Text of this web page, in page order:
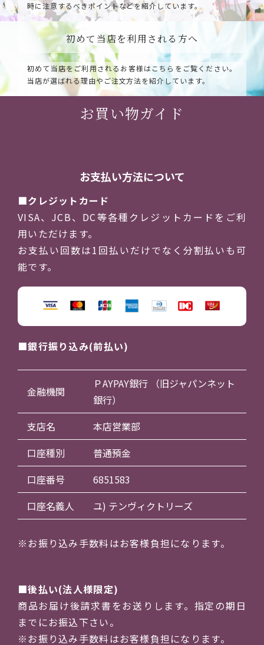
時に注意するべきポイントなどを紹介しています。
初めて当店を利用される方へ
初めて当店をご利用されるお客様はこちらをご覧ください。
当店が選ばれる理由やご注文方法を紹介しています。
お買い物ガイド
お支払い方法について
クレジットカード
VISA、JCB、DC等各種クレジットカードをご利
用いただけます。
お支払い回数は1回払いだけでなく分割払いも可
能です。
銀行振り込み(前払い)
金融機関
ＰAYPAY銀行 （旧ジャパンネット
銀行）
支店名
本店営業部
口座種別
普通預金
口座番号
6851583
口座名義人
ユ) テンヴィクトリーズ
※お振り込み手数料はお客様負担になります。
後払い(法人様限定)
商品お届け後請求書をお送りします。指定の期日
までにお振込下さい。
※お振り込み手数料はお客様負担になります。